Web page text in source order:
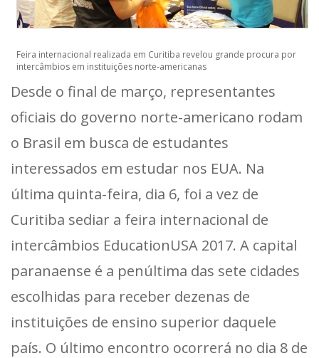
Feira internacional realizada em Curitiba revelou grande procura por
intercâmbios em instituições norte-americanas
Desde o final de março, representantes
oficiais do governo norte-americano rodam
o Brasil em busca de estudantes
interessados em estudar nos EUA. Na
última quinta-feira, dia 6, foi a vez de
Curitiba sediar a feira internacional de
intercâmbios EducationUSA 2017. A capital
paranaense é a penúltima das sete cidades
escolhidas para receber dezenas de
instituições de ensino superior daquele
país. O último encontro ocorrerá no dia 8 de